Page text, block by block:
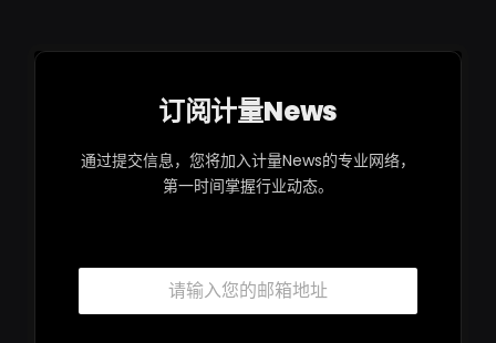
订阅计量News
通过提交信息，您将加入计量News的专业网络，
第一时间掌握行业动态。
私
声
邮
*